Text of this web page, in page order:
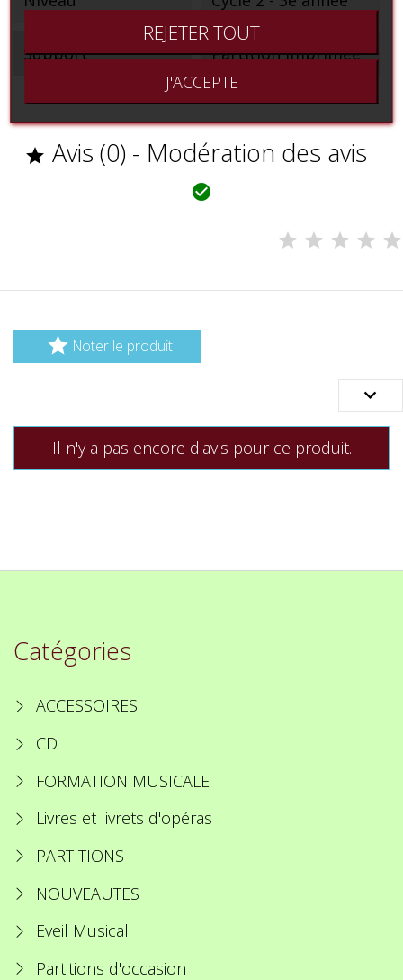
Support Partition imprimée
 Avis (0) - Modération des avis

 Noter le produit

Il n'y a pas encore d'avis pour ce produit.
Catégories
ACCESSOIRES
CD
FORMATION MUSICALE
Livres et livrets d'opéras
PARTITIONS
NOUVEAUTES
Eveil Musical
Partitions d'occasion
REJETER TOUT
J'ACCEPTE